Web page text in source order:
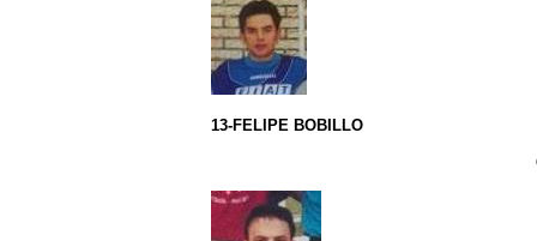
13-FELIPE BOBILLO